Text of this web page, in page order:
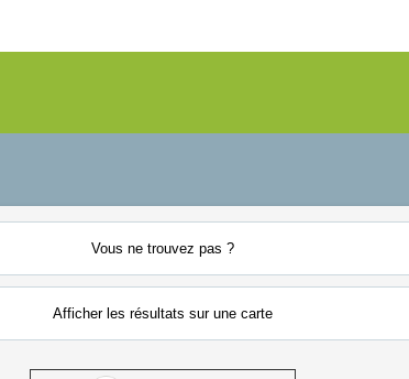
Vous ne trouvez pas ?
Afficher les résultats sur une carte